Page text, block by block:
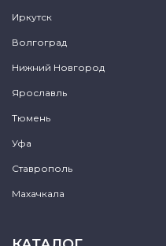
Иркутск
Волгоград
Нижний Новгород
Ярославль
Тюмень
Уфа
Ставрополь
Махачкала